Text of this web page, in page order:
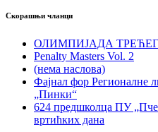
Скорашњи чланци
ОЛИМПИЈАДА
Penalty Masters Vol. 2
(нема наслова)
Фајнал фор Регионалне
„Пинки“
624 предшколца ПУ
вртићких дана